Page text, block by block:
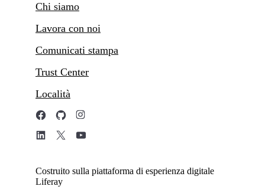
Chi siamo
Lavora con noi
Comunicati stampa
Trust Center
Località
Costruito sulla piattaforma di esperienza digitale
Liferay